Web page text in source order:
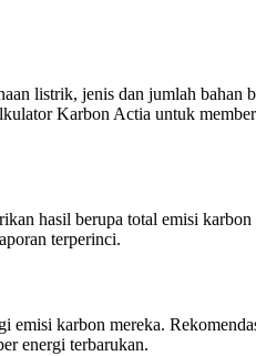
listrik, jenis dan jumlah bahan
Karbon Actia untuk
hasil berupa total emisi
terperinci.
emisi karbon mereka.
energi terbarukan.